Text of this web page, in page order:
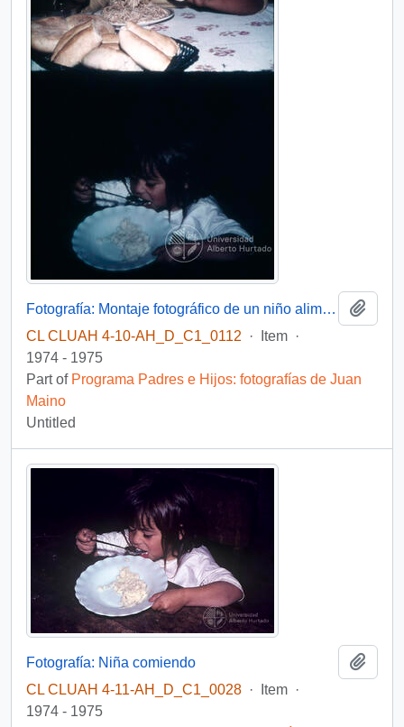
Fotografía: Montaje fotográfico de un niño alimentándose de tallarines y de una niña comiendo avena
CL CLUAH 4-10-AH_D_C1_0112
· Item ·
1974 - 1975
Part of Programa Padres e Hijos: fotografías de Juan
Maino
Untitled
Fotografía: Niña comiendo
CL CLUAH 4-11-AH_D_C1_0028 · Item ·
1974 - 1975